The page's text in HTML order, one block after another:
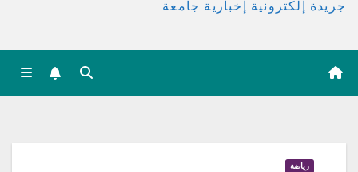
جريدة إلكترونية إخبارية جامعة
رياضة